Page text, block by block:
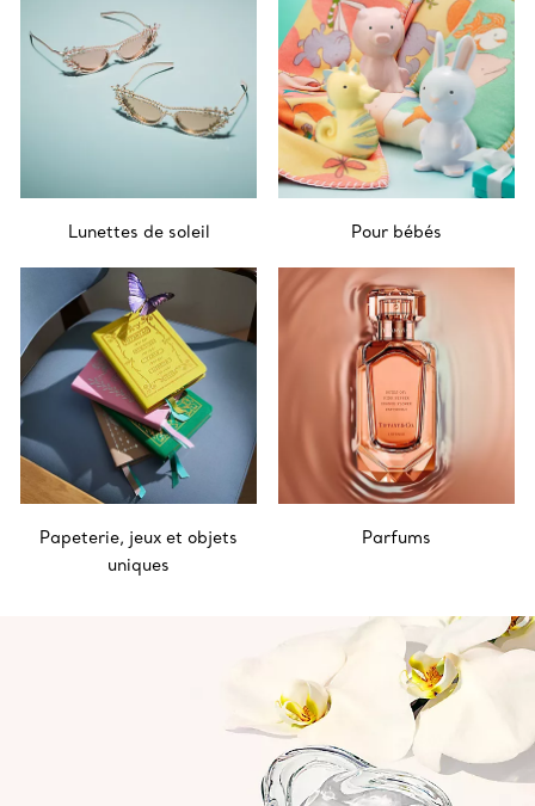
Lunettes de soleil Pour bébés
Papeterie, jeux et objets
uniques
Parfums